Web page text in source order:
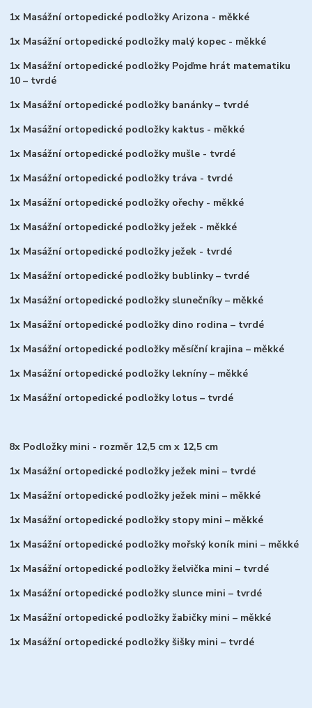
1x Masážní ortopedické podložky Arizona - měkké
1x Masážní ortopedické podložky malý kopec - měkké
1x Masážní ortopedické podložky Pojďme hrát matematiku
10 – tvrdé
1x Masážní ortopedické podložky banánky – tvrdé
1x Masážní ortopedické podložky kaktus - měkké
1x Masážní ortopedické podložky mušle - tvrdé
1x Masážní ortopedické podložky tráva - tvrdé
1x Masážní ortopedické podložky ořechy - měkké
1x Masážní ortopedické podložky ježek - měkké
1x Masážní ortopedické podložky ježek - tvrdé
1x Masážní ortopedické podložky bublinky – tvrdé
1x Masážní ortopedické podložky slunečníky – měkké
1x Masážní ortopedické podložky dino rodina – tvrdé
1x Masážní ortopedické podložky měsíční krajina – měkké
1x Masážní ortopedické podložky lekníny – měkké
1x Masážní ortopedické podložky lotus – tvrdé
8x Podložky mini - rozměr 12,5 cm x 12,5 cm
1x Masážní ortopedické podložky ježek mini – tvrdé
1x Masážní ortopedické podložky ježek mini – měkké
1x Masážní ortopedické podložky stopy mini – měkké
1x Masážní ortopedické podložky mořský koník mini – měkké
1x Masážní ortopedické podložky želvička mini – tvrdé
1x Masážní ortopedické podložky slunce mini – tvrdé
1x Masážní ortopedické podložky žabičky mini – měkké
1x Masážní ortopedické podložky šišky mini – tvrdé